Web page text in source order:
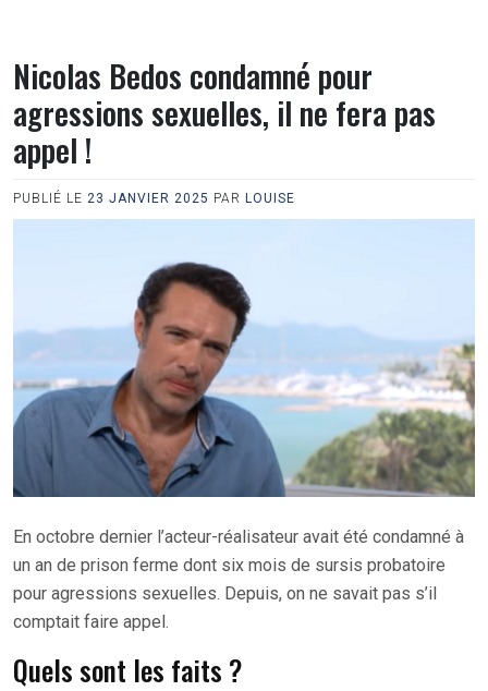
Nicolas Bedos condamné pour
agressions sexuelles, il ne fera pas
appel !
PUBLIÉ LE 23 JANVIER 2025 PAR LOUISE
En octobre dernier l’acteur-réalisateur avait été condamné à
un an de prison ferme dont six mois de sursis probatoire
pour agressions sexuelles. Depuis, on ne savait pas s’il
comptait faire appel.
Quels sont les faits ?